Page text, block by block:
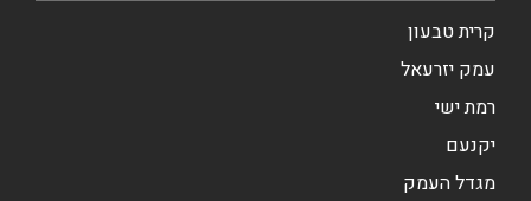
קרית טבעון
עמק יזרעאל
רמת ישי
יקנעם
מגדל העמק